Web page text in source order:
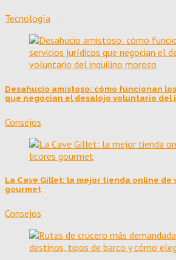
Tecnología
Desahucio amistoso: cómo funcionan
que negocian el desalojo voluntario del
Consejos
La Cave Gillet: la mejor tienda online de
gourmet
Consejos